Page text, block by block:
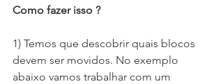
Como fazer isso ?
1) Temos que descobrir quais blocos
devem ser movidos. No exemplo
abaixo vamos trabalhar com um